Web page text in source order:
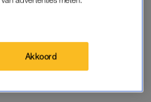
zijn ten opzichte van al die
Akkoord